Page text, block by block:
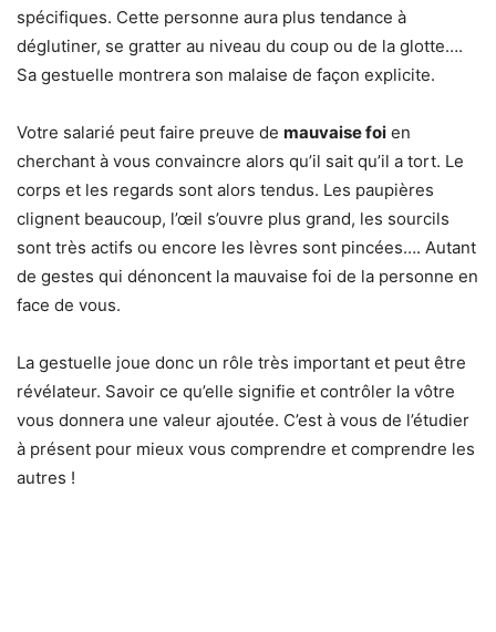
spécifiques. Cette personne aura plus tendance à
déglutiner, se gratter au niveau du coup ou de la glotte….
Sa gestuelle montrera son malaise de façon explicite.
Votre salarié peut faire preuve de mauvaise foi en
cherchant à vous convaincre alors qu’il sait qu’il a tort. Le
corps et les regards sont alors tendus. Les paupières
clignent beaucoup, l’œil s’ouvre plus grand, les sourcils
sont très actifs ou encore les lèvres sont pincées…. Autant
de gestes qui dénoncent la mauvaise foi de la personne en
face de vous.
La gestuelle joue donc un rôle très important et peut être
révélateur. Savoir ce qu’elle signifie et contrôler la vôtre
vous donnera une valeur ajoutée. C’est à vous de l’étudier
à présent pour mieux vous comprendre et comprendre les
autres !